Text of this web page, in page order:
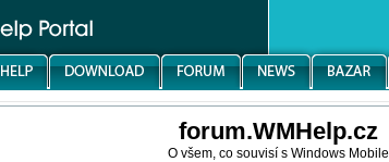
forum.WMHelp.cz
O všem, co souvisí s Windows Mobile